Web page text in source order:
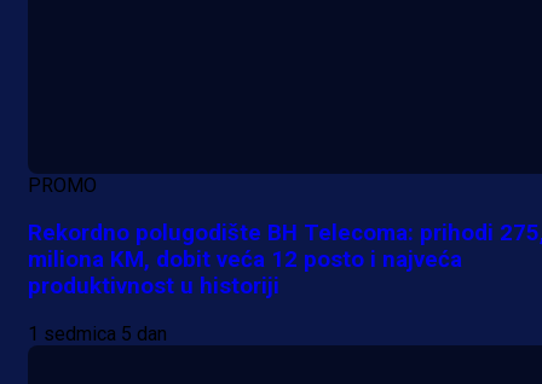
PROMO
Rekordno polugodište BH Telecoma: prihodi
miliona KM, dobit veća 12 posto i najveća
produktivnost u historiji
1 sedmica 5 dan